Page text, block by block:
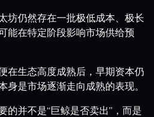
坊仍然存在一批极低成本、极长
能在特定阶段影响市场供给预
在生态高度成熟后，早期资本仍
身是市场逐渐走向成熟的表现。
的并不是“巨鲸是否卖出”，而是